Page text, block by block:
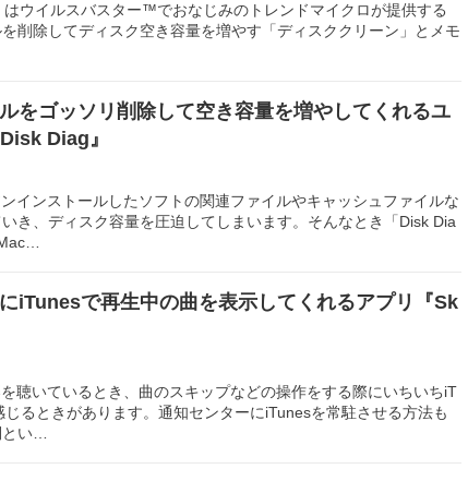
ウイルスバスター™でおなじみのトレンドマイクロが提供する
削除してディスク空き容量を増やす「ディスククリーン」とメモ
をゴッソリ削除して空き容量を増やしてくれるユ
Diag』
インストールしたソフトの関連ファイルやキャッシュファイルな
き、ディスク容量を圧迫してしまいます。そんなとき「Disk Dia
iTunesで再生中の曲を表示してくれるアプリ『Sk
聴いているとき、曲のスキップなどの操作をする際にいちいちiT
るときがあります。通知センターにiTunesを常駐させる方法も
い…